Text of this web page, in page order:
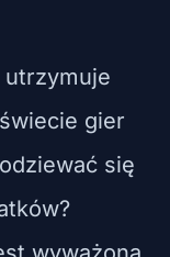
utrzymuje
gier
się